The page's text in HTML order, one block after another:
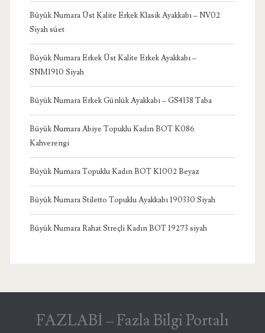
Büyük Numara Üst Kalite Erkek Klasik Ayakkabı – NV02
Siyah süet
Büyük Numara Erkek Üst Kalite Erkek Ayakkabı –
SNM1910 Siyah
Büyük Numara Erkek Günlük Ayakkabı – GS4138 Taba
Büyük Numara Abiye Topuklu Kadın BOT K086
Kahverengi
Büyük Numara Topuklu Kadın BOT K1002 Beyaz
Büyük Numara Stiletto Topuklu Ayakkabı 190330 Siyah
Büyük Numara Rahat Streçli Kadın BOT 19273 siyah
FAZLABİ – Fazla Bilgi Portalı